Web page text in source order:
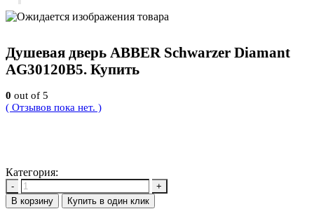
Душевая дверь ABBER Schwarzer Diamant
AG30120B5. Купить
0 out of 5
( Отзывов пока нет. )
Категория:
-
+
В корзину
Купить в один клик